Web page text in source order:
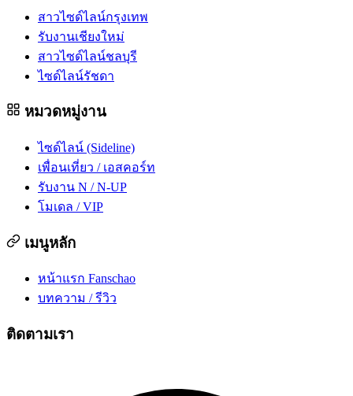
สาวไซด์ไลน์กรุงเทพ
รับงานเชียงใหม่
สาวไซด์ไลน์ชลบุรี
ไซด์ไลน์รัชดา
หมวดหมู่งาน
ไซด์ไลน์ (Sideline)
เพื่อนเที่ยว / เอสคอร์ท
รับงาน N / N-UP
โมเดล / VIP
เมนูหลัก
หน้าแรก Fanschao
บทความ / รีวิว
ติดตามเรา